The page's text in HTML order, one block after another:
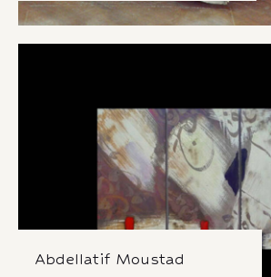
Abdellatif Moustad